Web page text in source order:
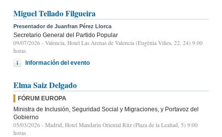
Miguel Tellado Filgueira
Presentador de Juanfran Pérez Llorca
Secretario General del Partido Popular
09/07/2026 - Valencia, Hotel Las Arenas de Valencia (Eugènia Viñes, 22, 24) 9.00
horas
Información del evento
Elma Saiz Delgado
FÓRUM EUROPA
Ministra de Inclusión, Seguridad Social y Migraciones, y Portavoz del
Gobierno
05/03/2026 - Madrid, Hotel Mandarin Oriental Ritz (Plaza de la Lealtad, 5) 9:00
horas